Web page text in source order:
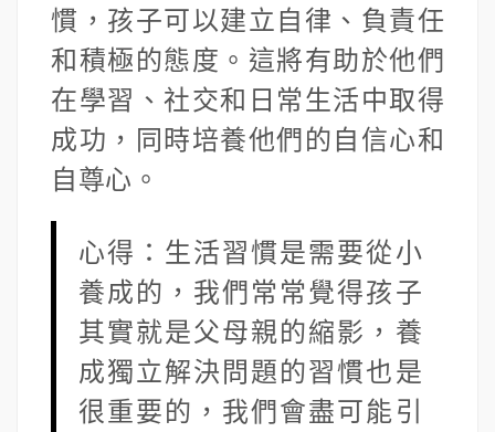
慣，孩子可以建立自律、負責任
和積極的態度。這將有助於他們
在學習、社交和日常生活中取得
成功，同時培養他們的自信心和
自尊心。
心得：生活習慣是需要從小
養成的，我們常常覺得孩子
其實就是父母親的縮影，養
成獨立解決問題的習慣也是
很重要的，我們會盡可能引